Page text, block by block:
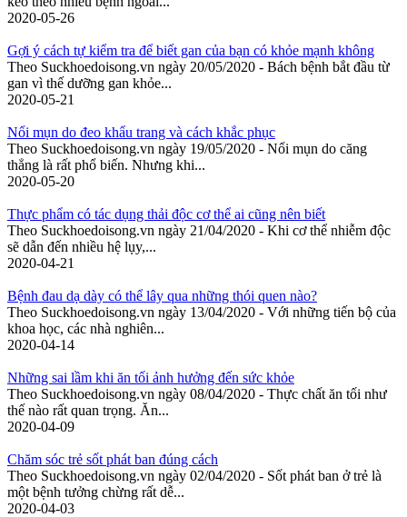
2020-05-26
Gợi ý cách tự kiểm tra để biết gan của bạn có khỏe mạnh không
Theo Suckhoedoisong.vn ngày 20/05/2020 - Bách bệnh bắt đầu từ
gan vì thế dưỡng gan khỏe...
2020-05-21
Nổi mụn do đeo khẩu trang và cách khắc phục
Theo Suckhoedoisong.vn ngày 19/05/2020 - Nổi mụn do căng
thẳng là rất phổ biến. Nhưng khi...
2020-05-20
Thực phẩm có tác dụng thải độc cơ thể ai cũng nên biết
Theo Suckhoedoisong.vn ngày 21/04/2020 - Khi cơ thể nhiễm độc
sẽ dẫn đến nhiều hệ lụy,...
2020-04-21
Bệnh đau dạ dày có thể lây qua những thói quen nào?
Theo Suckhoedoisong.vn ngày 13/04/2020 - Với những tiến bộ của
khoa học, các nhà nghiên...
2020-04-14
Những sai lầm khi ăn tối ảnh hưởng đến sức khỏe
Theo Suckhoedoisong.vn ngày 08/04/2020 - Thực chất ăn tối như
thế nào rất quan trọng. Ăn...
2020-04-09
Chăm sóc trẻ sốt phát ban đúng cách
Theo Suckhoedoisong.vn ngày 02/04/2020 - Sốt phát ban ở trẻ là
một bệnh tưởng chừng rất dễ...
2020-04-03